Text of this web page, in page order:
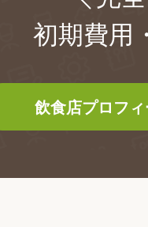
初期費用
飲食店プロフ